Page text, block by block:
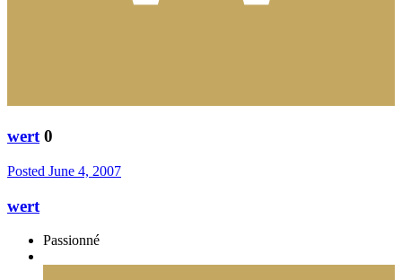
wert 0
Posted June 4, 2007
wert
Passionné